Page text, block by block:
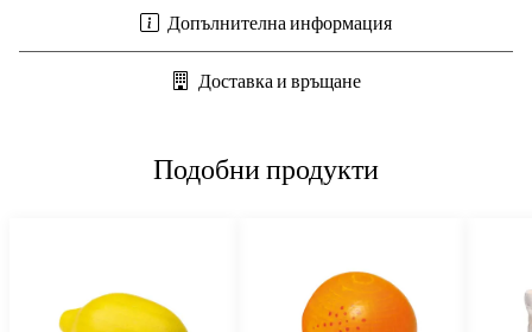
Допълнителна информация
Доставка и връщане
Подобни продукти